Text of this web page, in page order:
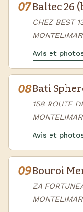
07 Baltec 26
CHEZ BEST
MONTELIMAR
Avis et
08Bati
158 ROUTE
MONTELIMAR
Avis et
09Bouroi
ZA
MONTELIMAR